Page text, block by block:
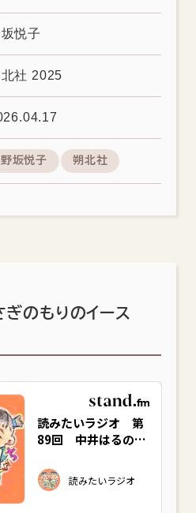
悦子
社 2025
野坂悦子 朔北社
のもりのイース